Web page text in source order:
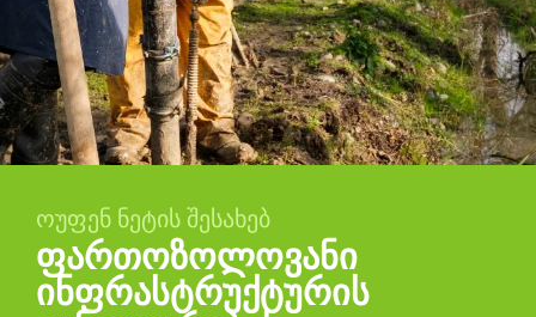
ᲝᲣᲤᲔᲜ ᲜᲔᲢᲘᲡ ᲨᲔᲡᲐᲮᲔᲑ
ფართოზოლოვანი
ინფრასტრუქტურის